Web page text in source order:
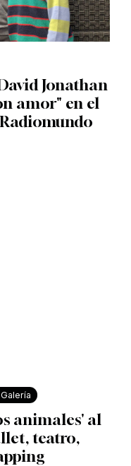
Jonathan
amor" en el
animales' al
teatro,